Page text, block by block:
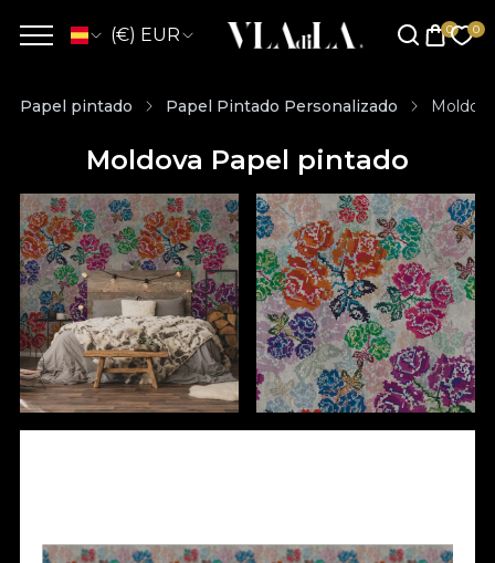
(€) EUR
Papel pintado Papel Pintado Personalizado
Moldova Papel pintado